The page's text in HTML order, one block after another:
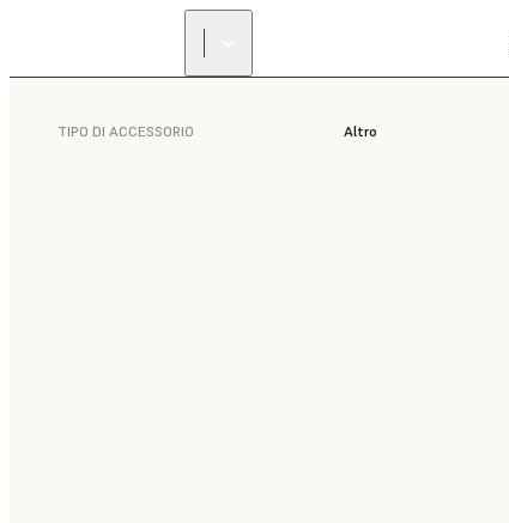
TIPO DI ACCESSORIO Altro